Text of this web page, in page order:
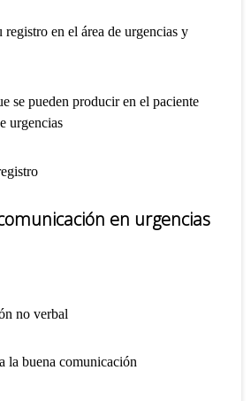
registro en el área de urgencias y
se pueden producir en el paciente
urgencias
en urgencias
no verbal
la buena comunicación